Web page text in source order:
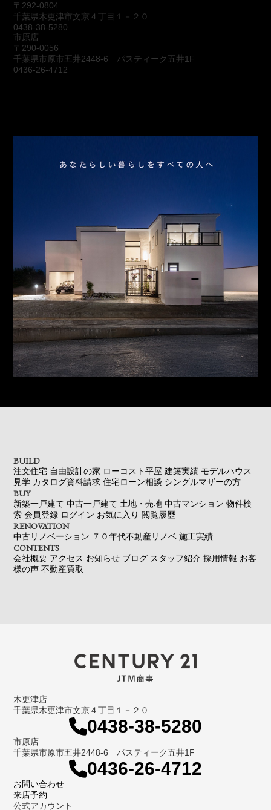
〒292-0804
千葉県木更津市文京４丁目１－２０
0438-38-5280
市原店
〒290-0056
千葉県市原市五井2448-6 パスティーク五井1F
0436-26-4712
BUILD
注文住宅 自由設計の家 ローコスト平屋 建築実績 モデルハウス
見学 カタログ資料請求 住宅ローン相談 シングルマザーの方
BUY
新築一戸建て 中古一戸建て 土地・売地 中古マンション 物件検
索 会員登録 ログイン お気に入り 閲覧履歴
RENOVATION
中古リノベーション ７０年代不動産リノベ 施工実績
CONTENTS
会社概要 アクセス お知らせ ブログ スタッフ紹介 採用情報 お客
様の声 不動産買取
木更津店
千葉県木更津市文京４丁目１－２０
0438-38-5280
市原店
千葉県市原市五井2448-6 パスティーク五井1F
0436-26-4712
お問い合わせ
来店予約
公式アカウント